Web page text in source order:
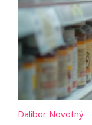
Dalibor Novotný